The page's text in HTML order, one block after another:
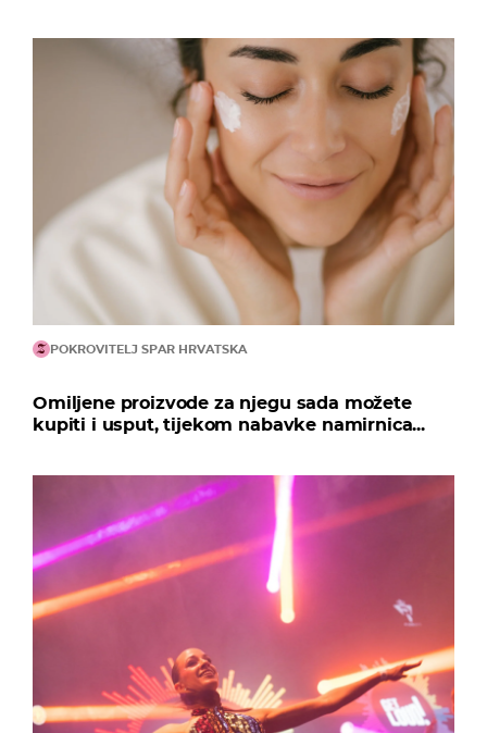
POKROVITELJ SPAR HRVATSKA
Omiljene proizvode za njegu sada možete
kupiti i usput, tijekom nabavke namirnica...